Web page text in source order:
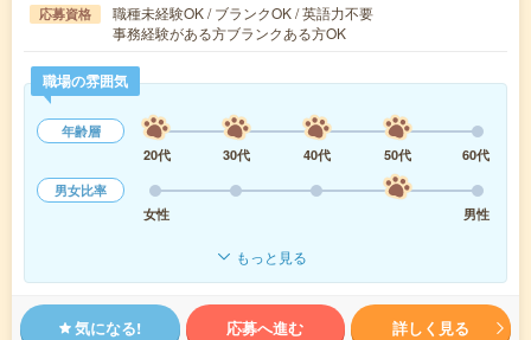
応募資格
職種未経験OK / ブランクOK / 英語力不要
事務経験がある方ブランクある方OK
職場の雰囲気
年齢層
20代
30代 40代 50代
60代
男女比率
女性
男性
もっと見る
気になる! 応募へ進む 詳しく見る